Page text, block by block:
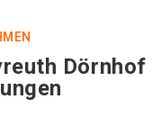
Dörnhof